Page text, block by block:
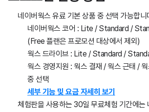
네이버웍스 유료 기본 상품 중 선택 가능합니
네이버웍스 코어 : Lite / Standard /
(Free 플랜은 프로모션 대상에서 제외)
웍스 드라이브 : Lite / Standard /
웍스 경영지원 : 웍스 결재 / 웍스 근태 /
중 선택
세 부 기능 및 요금 자세히 보기
체험판을 사용하는 30일 무료체험 기간에는